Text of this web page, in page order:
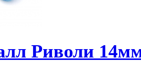
Риволи